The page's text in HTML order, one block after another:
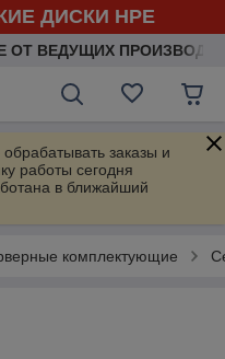
ДИСКИ HPE
ВЕДУЩИХ
заказы и
работы сегодня
в ближайший
комплектующие